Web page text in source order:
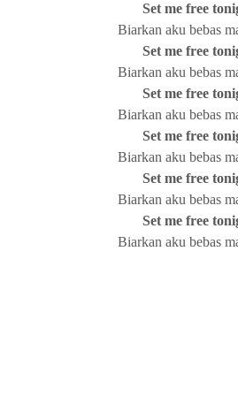
Set me free
Biarkan aku bebas
Set me free
Biarkan aku bebas
Set me free
Biarkan aku bebas
Set me free
Biarkan aku bebas
Set me free
Biarkan aku bebas
Set me free
Biarkan aku bebas